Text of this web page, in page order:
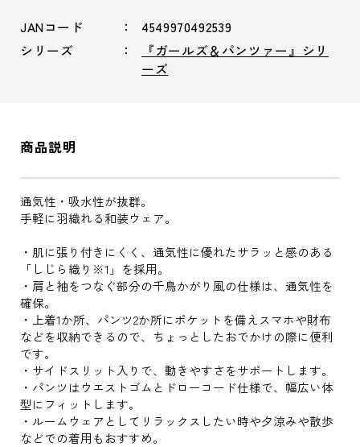
JANコード
4549970492539
シリーズ
『ガールズ＆パンツァー』シリ
ーズ
商品説明
通気性・吸水性が抜群。
手軽に羽織れる和装ウェア。
・肌に張り付きにくく、通気性に優れたサラッと感のある
「しじら織り※1」を採用。
・肩と袖をつなぐ部分の千鳥かがり風の仕様は、通気性を
確保。
・上着1か所、パンツ2か所にポケットを備えスマホや財布
などを収納できるので、ちょっとしたおでかけの際に便利
です。
・サイドスリット入りで、動きやすさをサポートします。
・パンツはウエストゴムとドローコード仕様で、幅広い体
型にフィットします。
・ルームウェアとしてリラックスしたい時や夕涼みや散歩
などでの着用もおすすめ。